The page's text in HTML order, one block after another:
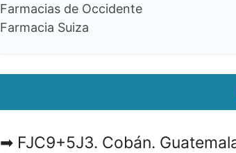
Farmacias de Occidente
Farmacia Suiza
FJC9+5J3. Cobán.